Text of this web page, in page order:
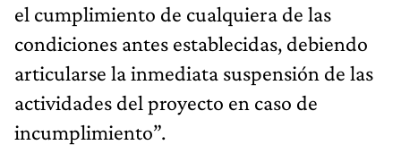
el cumplimiento de cualquiera de las
condiciones antes establecidas, debiendo
articularse la inmediata suspensión de las
actividades del proyecto en caso de
incumplimiento”.